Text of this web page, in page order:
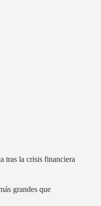
tras la crisis financiera
grandes que